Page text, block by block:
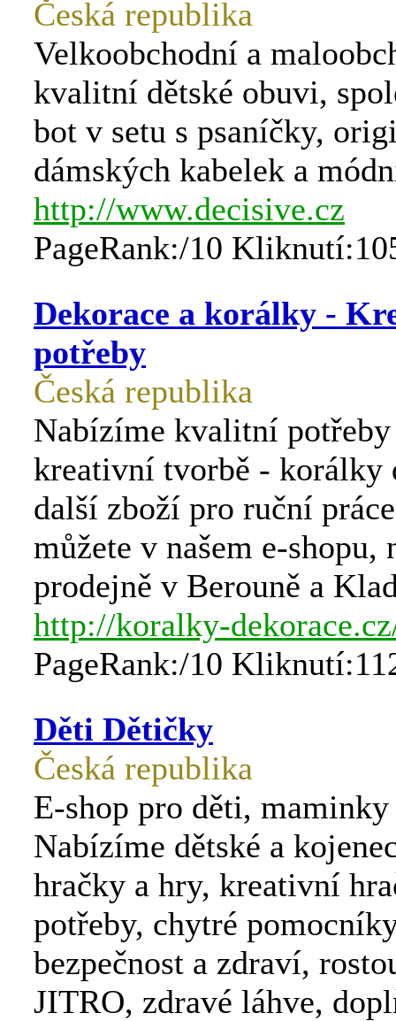
Česká republika
Velkoobchodní a
kvalitní dětské obuvi,
bot v setu s psaníčky,
dámských kabelek a
http://www.decisive.cz
PageRank:/10
Dekorace a korálky -
potřeby
Česká republika
Nabízíme kvalitní
kreativní tvorbě - korálky
další zboží pro ruční
můžete v našem e-shopu,
prodejně v Berouně a
http://koralky-
PageRank:/10
Děti Dětičky
Česká republika
E-shop pro děti,
Nabízíme dětské a
hračky a hry, kreativní
potřeby, chytré
bezpečnost a zdraví,
JITRO, zdravé láhve,